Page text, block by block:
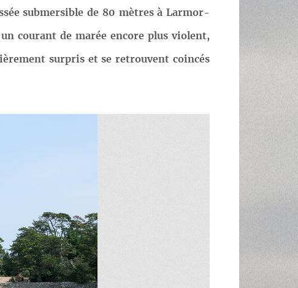
submersible de 80 mètres à Larmor-
courant de marée encore plus violent,
surpris et se retrouvent coincés